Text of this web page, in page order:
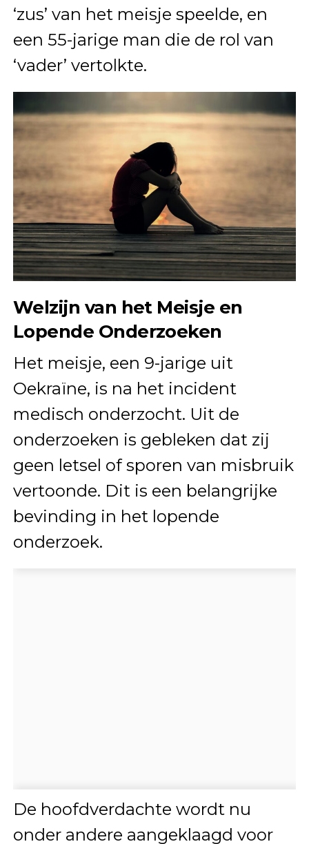
‘zus’ van het meisje speelde, en
een 55-jarige man die de rol van
‘vader’ vertolkte.
Welzijn van het Meisje en
Lopende Onderzoeken
Het meisje, een 9-jarige uit
Oekraïne, is na het incident
medisch onderzocht. Uit de
onderzoeken is gebleken dat zij
geen letsel of sporen van misbruik
vertoonde. Dit is een belangrijke
bevinding in het lopende
onderzoek.
De hoofdverdachte wordt nu
onder andere aangeklaagd voor